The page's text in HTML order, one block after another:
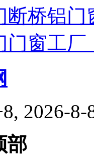
断桥铝
门窗工
2026-8-
部